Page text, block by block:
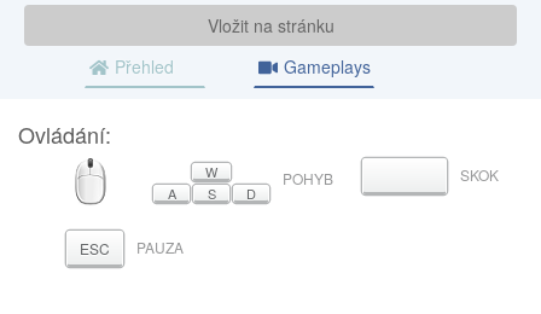
Vložit na stránku
Přehled
Gameplays
Ovládání:
MYŠ
W
A
S D
POHYB MEZERNÍKSKOK
ESC PAUZA